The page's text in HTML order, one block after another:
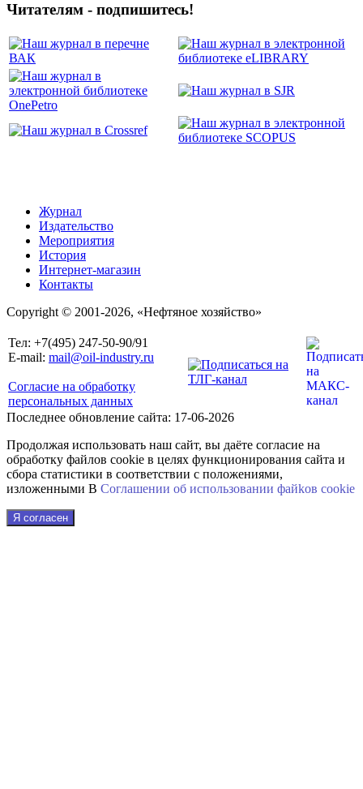
Читателям - подпишитесь!
Журнал
Издательство
Мероприятия
История
Интернет-магазин
Контакты
Copyright © 2001-2026, «Нефтяное хозяйство»
Тел: +7(495) 247-50-90/91
E-mail: mail@oil-industry.ru
Согласие на обработку
персональных данных
Последнее обновление сайта: 17-06-2026
Продолжая использовать наш сайт, вы даёте согласие на
обработку файлов cookie в целях функционирования сайта и
сбора статистики в соответствии с положениями,
изложенными В Соглашении об использовании файkов cookie
Я согласен